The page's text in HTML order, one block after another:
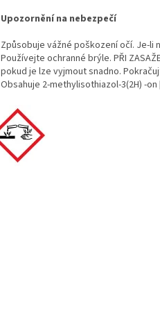
Upozornění na nebezpečí
Způsobuje vážné poškození očí. Je-
Používejte ochranné brýle. PŘI
pokud je lze vyjmout snadno.
Obsahuje 2-methylisothiazol-3(2H) -